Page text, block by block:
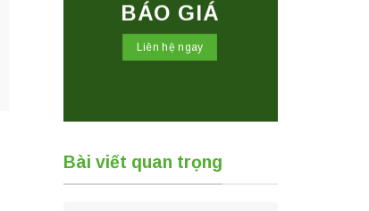
BÁO GIÁ
Liên hệ ngay
Bài viết quan trọng